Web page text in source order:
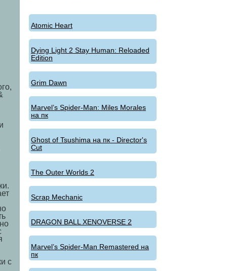
Atomic Heart
Dying Light 2 Stay Human: Reloaded
Edition
Grim Dawn
Marvel’s Spider-Man: Miles Morales
на пк
Ghost of Tsushima на пк - Director's
Cut
The Outer Worlds 2
Scrap Mechanic
DRAGON BALL XENOVERSE 2
Marvel’s Spider-Man Remastered на
пк
с